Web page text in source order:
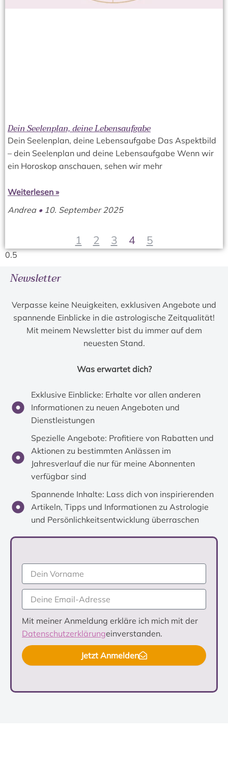
Dein Seelenplan, deine Lebensaufgabe
Dein Seelenplan, deine Lebensaufgabe Das Aspektbild
– dein Seelenplan und deine Lebensaufgabe Wenn wir
ein Horoskop anschauen, sehen wir mehr
Weiterlesen »
Andrea 10. September 2025
1 2 3 4 5
Newsletter
Verpasse keine Neuigkeiten, exklusiven Angebote und
spannende Einblicke in die astrologische Zeitqualität!
Mit meinem Newsletter bist du immer auf dem
neuesten Stand.
Was erwartet dich?
Exklusive Einblicke: Erhalte vor allen anderen
Informationen zu neuen Angeboten und
Dienstleistungen
Spezielle Angebote: Profitiere von Rabatten und
Aktionen zu bestimmten Anlässen im
Jahresverlauf die nur für meine Abonnenten
verfügbar sind
Spannende Inhalte: Lass dich von inspirierenden
Artikeln, Tipps und Informationen zu Astrologie
und Persönlichkeitsentwicklung überraschen
Mit meiner Anmeldung erkläre ich mich mit der
Datenschutzerklärungeinverstanden.
Jetzt Anmelden